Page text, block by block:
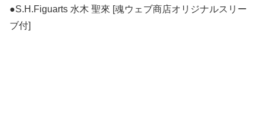
●S.H.Figuarts 水木 聖來 [魂ウェブ商店オリジナルスリー
ブ付]